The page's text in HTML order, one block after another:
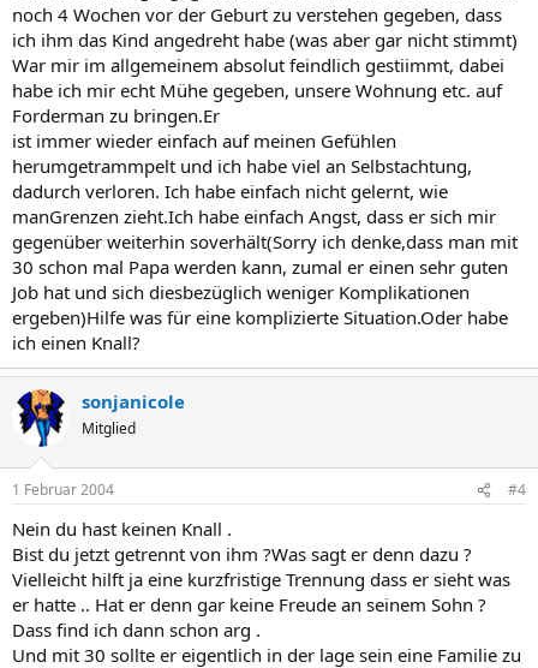
noch 4 Wochen vor der Geburt zu verstehen gegeben, dass
ich ihm das Kind angedreht habe (was aber gar nicht stimmt)
War mir im allgemeinem absolut feindlich gestiimmt, dabei
habe ich mir echt Mühe gegeben, unsere Wohnung etc. auf
Forderman zu bringen.Er
ist immer wieder einfach auf meinen Gefühlen
herumgetrammpelt und ich habe viel an Selbstachtung,
dadurch verloren. Ich habe einfach nicht gelernt, wie
manGrenzen zieht.Ich habe einfach Angst, dass er sich mir
gegenüber weiterhin soverhält(Sorry ich denke,dass man mit
30 schon mal Papa werden kann, zumal er einen sehr guten
Job hat und sich diesbezüglich weniger Komplikationen
ergeben)Hilfe was für eine komplizierte Situation.Oder habe
ich einen Knall?
sonjanicole
Mitglied
1 Februar 2004 #4
Nein du hast keinen Knall .
Bist du jetzt getrennt von ihm ?Was sagt er denn dazu ?
Vielleicht hilft ja eine kurzfristige Trennung dass er sieht was
er hatte .. Hat er denn gar keine Freude an seinem Sohn ?
Dass find ich dann schon arg .
Und mit 30 sollte er eigentlich in der lage sein eine Familie zu